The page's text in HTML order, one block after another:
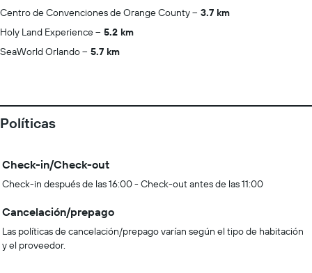
Centro de Convenciones de Orange County
3.7 km
Holy Land Experience
5.2 km
SeaWorld Orlando
5.7 km
Políticas
Check-in/Check-out
Check-in después de las 16:00 - Check-out antes de las 11:00
Cancelación/prepago
Las políticas de cancelación/prepago varían según el tipo de habitación
y el proveedor.